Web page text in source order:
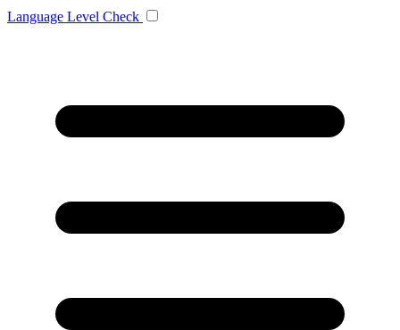
Language Level Check